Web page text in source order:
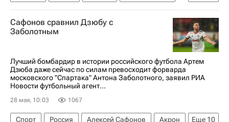
Спартак Москва
Акрон (Тольятти) Зенит
Сафонов сравнил Дзюбу с
Заболотным
Лучший бомбардир в истории российского футбола Артем
Дзюба даже сейчас по силам превосходит форварда
московского "Спартака" Антона Заболотного, заявил РИА
Новости футбольный агент...
28 мая, 10:03 1067
Еще 10
Спорт Россия Алексей Сафонов
Акрон